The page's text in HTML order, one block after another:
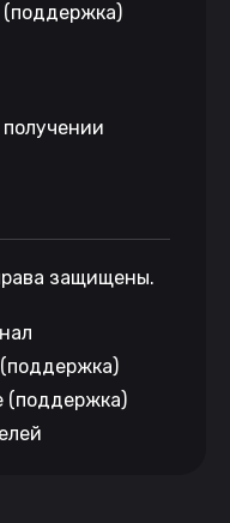
защищены.
(поддержка)